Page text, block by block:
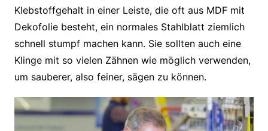
Klebstoffgehalt in einer Leiste, die oft aus MDF mit
Dekofolie besteht, ein normales Stahlblatt ziemlich
schnell stumpf machen kann. Sie sollten auch eine
Klinge mit so vielen Zähnen wie möglich verwenden,
um sauberer, also feiner, sägen zu können.